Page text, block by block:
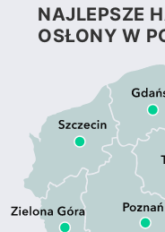
NAJLEPSZE
OSŁONY W